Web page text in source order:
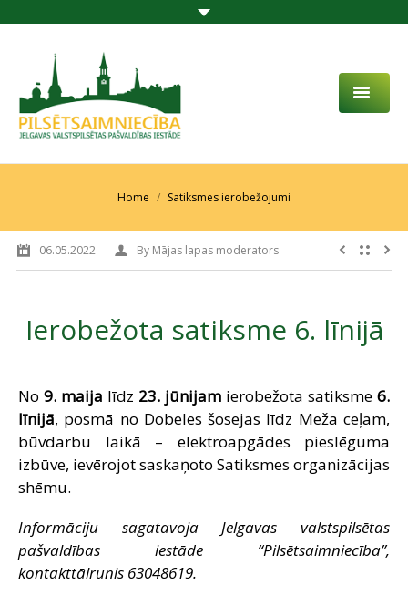
PAR MUMS
KONTAKTI
SAZIŅA
You are here:Home Satiksmes ierobežojumi
06.05.2022 By Mājas lapas moderators
Ierobežota satiksme 6. līnijā
No 9. maija līdz 23. jūnijam ierobežota satiksme 6.
līnijā, posmā no Dobeles šosejas līdz Meža ceļam,
būvdarbu laikā – elektroapgādes pieslēguma
izbūve, ievērojot saskaņoto Satiksmes organizācijas
shēmu.
Informāciju sagatavoja Jelgavas valstspilsētas
pašvaldības iestāde “Pilsētsaimniecība”,
kontakttālrunis 63048619.